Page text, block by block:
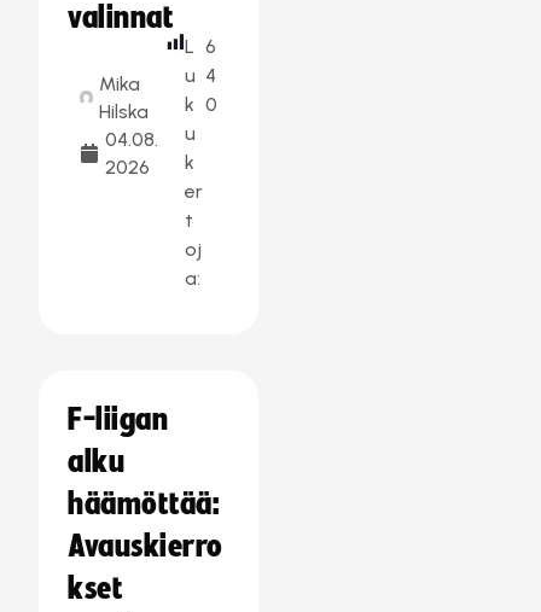
valinnat
Mika
Hilska
04.08.
2026
L
u
k
u
k
er
t
oj
a:
6
4
0
F-liigan
alku
häämöttää:
Avauskierro
kset